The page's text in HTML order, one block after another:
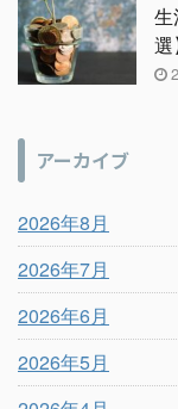
生
選
アーカイブ
2026年8月
2026年7月
2026年6月
2026年5月